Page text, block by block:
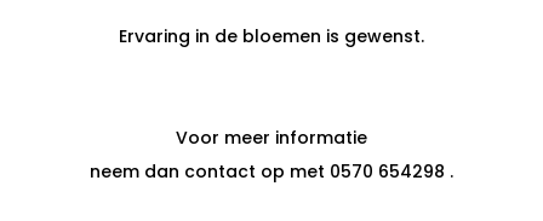
Ervaring in de bloemen is gewenst.
Voor meer informatie
neem dan contact op met 0570 654298 .